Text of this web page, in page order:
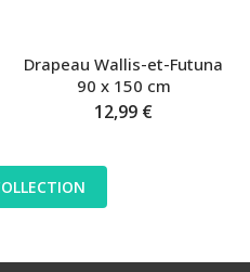
Drapeau Wallis-et-Futuna
90 x 150 cm
12,99 €